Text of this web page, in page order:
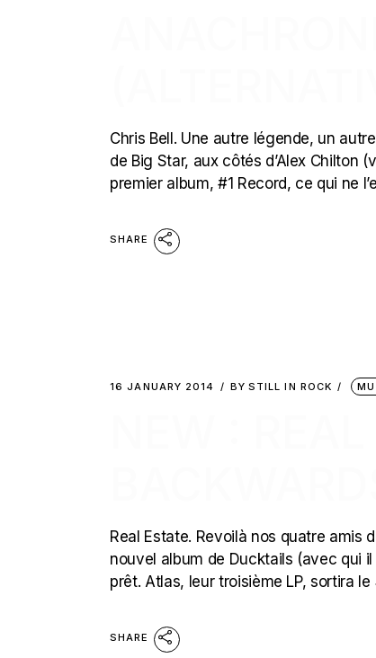
Chris Bell. Une autre légende, un
de Big Star, aux côtés d’Alex Chilton
premier album, #1 Record, ce qui ne
SHARE
16 JANUARY 2014 BY STILL IN ROCK
Real Estate. Revoilà nos quatre amis
nouvel album de Ducktails (avec qui
prêt. Atlas, leur troisième LP, sortira
SHARE